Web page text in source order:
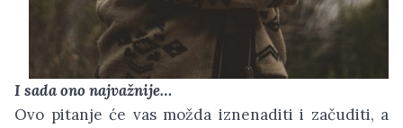
I sada ono najvažnije…
Ovo pitanje će vas možda iznenaditi i začuditi, a